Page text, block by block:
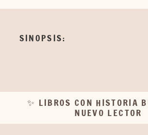
SINOPSIS:
✨ LIBROS CON HISTORIA
NUEVO LECTOR